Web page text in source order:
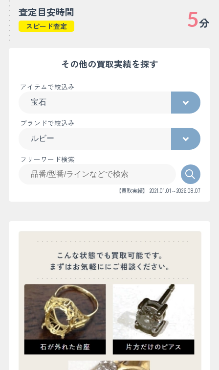
査定目安時間
スピード査定 5分
その他の買取実績を探す
アイテムで絞込み
ブランドで絞込み
フリーワード検索
【買取実績】 2021.01.01～2026.08.07